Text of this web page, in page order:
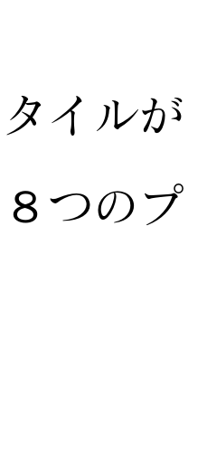
イルが
つのプ